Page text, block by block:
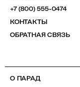
+7 (800) 555-0474
КОНТАКТЫ
ОБРАТНАЯ СВЯЗЬ
О ПАРАД